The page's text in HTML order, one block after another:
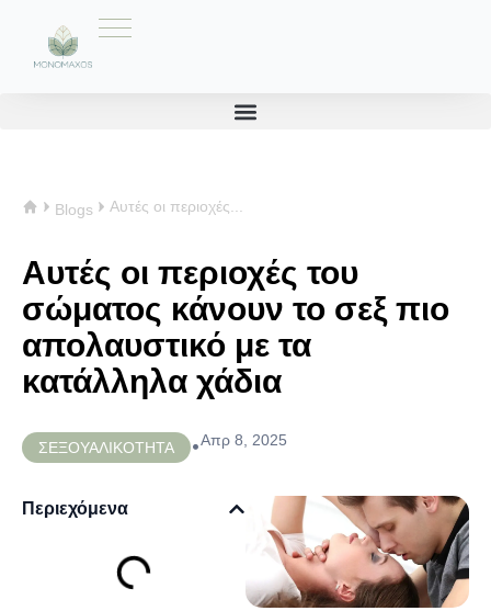
Blogs Αυτές οι περιοχές...
Αυτές οι περιοχές του
σώματος κάνουν το σεξ πιο
απολαυστικό με τα
κατάλληλα χάδια
ΣΕΞΟΥΑΛΙΚΟΤΗΤΑ •Απρ 8, 2025
Περιεχόμενα